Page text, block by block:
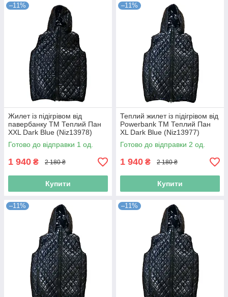
–11%
Жилет із підігрівом від
павербанку TM Теплий Пан
XXL Dark Blue (Niz13978)
Готово до відправки 1 од.
1 940 ₴ 2 180 ₴
Купити
–11%
Теплий жилет із підігрівом від
Powerbank TM Теплий Пан
XL Dark Blue (Niz13977)
Готово до відправки 2 од.
1 940 ₴ 2 180 ₴
Купити
–11% –11%